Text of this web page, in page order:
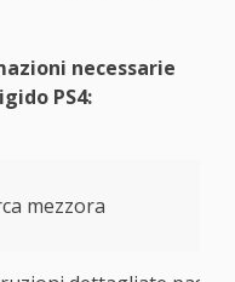
necessarie
PS4:
mezzora